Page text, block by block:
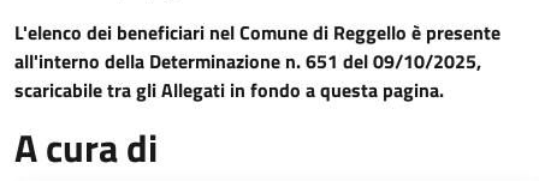
L'elenco dei beneficiari nel Comune di Reggello è presente
all'interno della Determinazione n. 651 del 09/10/2025,
scaricabile tra gli Allegati in fondo a questa pagina.
A cura di